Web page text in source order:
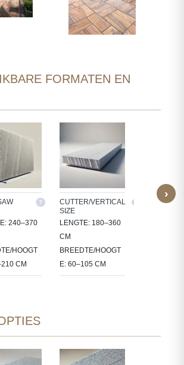
FORMATEN EN
240–370
HOOGT
CM
CUTTER/VERTICAL
SIZE
LENGTE: 180–360
CM
BREEDTE/HOOGT
E: 60–105 CM
TILES
›